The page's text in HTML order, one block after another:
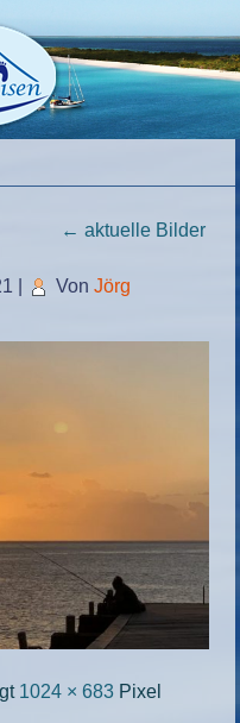
← aktuelle Bilder
Von Jörg
1024 × 683 Pixel